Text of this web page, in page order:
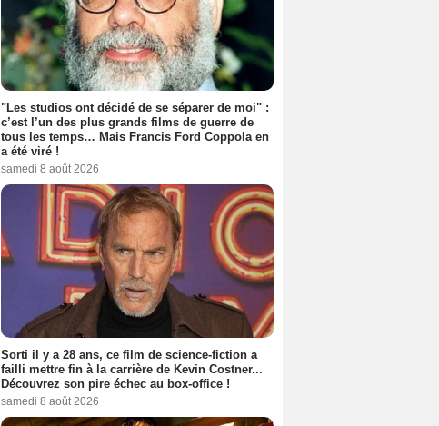
"Les studios ont décidé de se séparer de moi" :
c’est l’un des plus grands films de guerre de
tous les temps… Mais Francis Ford Coppola en
a été viré !
samedi 8 août 2026
Sorti il y a 28 ans, ce film de science-fiction a
failli mettre fin à la carrière de Kevin Costner...
Découvrez son pire échec au box-office !
samedi 8 août 2026